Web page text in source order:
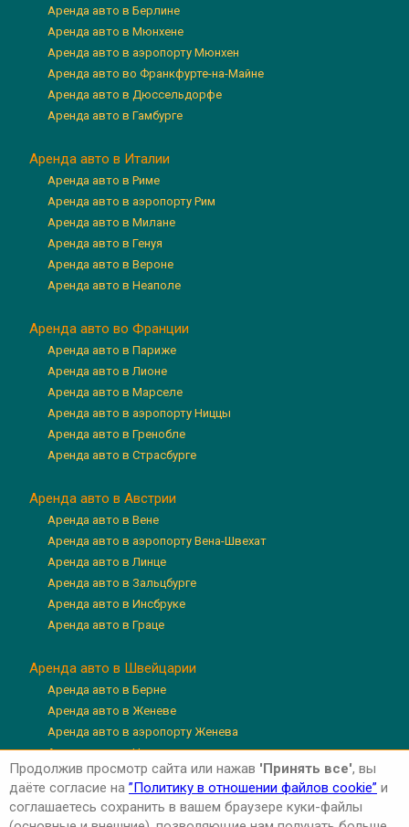
Аренда авто в Берлине
Аренда авто в Мюнхене
Аренда авто в аэропорту Мюнхен
Аренда авто во Франкфурте-на-Майне
Аренда авто в Дюссельдорфе
Аренда авто в Гамбурге
Аренда авто в Италии
Аренда авто в Риме
Аренда авто в аэропорту Рим
Аренда авто в Милане
Аренда авто в Генуя
Аренда авто в Вероне
Аренда авто в Неаполе
Аренда авто во Франции
Аренда авто в Париже
Аренда авто в Лионе
Аренда авто в Марселе
Аренда авто в аэропорту Ниццы
Аренда авто в Гренобле
Аренда авто в Страсбурге
Аренда авто в Австрии
Аренда авто в Вене
Аренда авто в аэропорту Вена-Швехат
Аренда авто в Линце
Аренда авто в Зальцбурге
Аренда авто в Инсбруке
Аренда авто в Граце
Аренда авто в Швейцарии
Аренда авто в Берне
Аренда авто в Женеве
Аренда авто в аэропорту Женева
Аренда авто в Цюрихе
Аренда авто в аэропорту Цюрих
Аренда авто в Люцерне
Продолжив просмотр сайта или нажав 'Принять все', вы
даёте согласие на ”Политику в отношении файлов cookie” и
соглашаетесь сохранить в вашем браузере куки-файлы